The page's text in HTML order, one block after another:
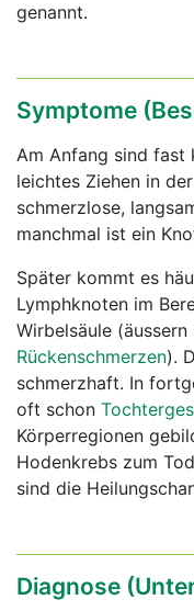
genannt.
Symptome
Am Anfang sind fast
leichtes Ziehen in
schmerzlose,
manchmal ist ein
Später kommt es
Lymphknoten im
Wirbelsäule
Rückenschmerzen).
schmerzhaft. In
oft schon
Körperregionen
Hodenkrebs zum
sind die
Diagnose